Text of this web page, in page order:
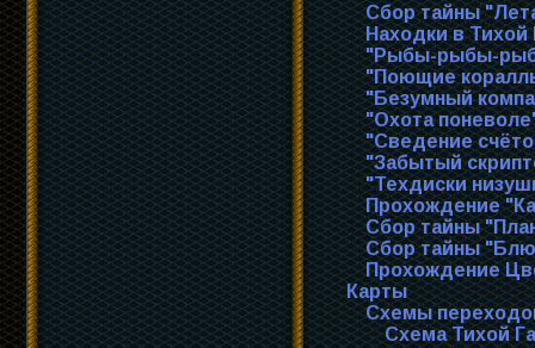
Сбор тайны
Находки в Тихой
"Рыбы-рыбы-
"Поющие
"Безумный
"Охота
"Сведение
"Забытый
"Техдиски
Прохождение
Сбор тайны
Сбор тайны
Прохождение
Карты
Схемы
Схема Тихой